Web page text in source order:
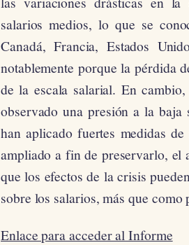
salarios medios, lo que se
Canadá, Francia, Estados
notablemente porque la pérdida
de la escala salarial. En
observado una presión a la
han aplicado fuertes medidas
ampliado a fin de preservarlo, el
que los efectos de la crisis
sobre los salarios, más que
Enlace para acceder al Informe